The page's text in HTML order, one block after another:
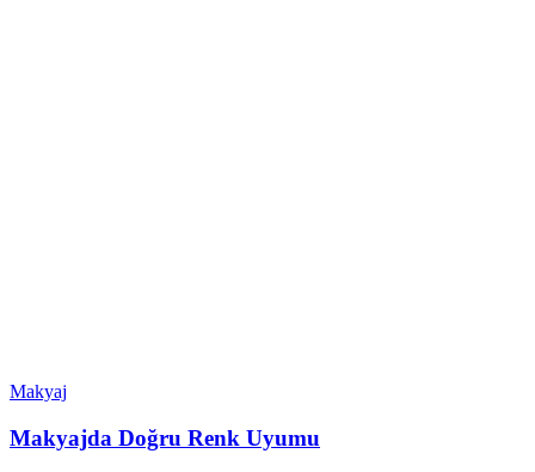
Makyaj
Makyajda Doğru Renk Uyumu